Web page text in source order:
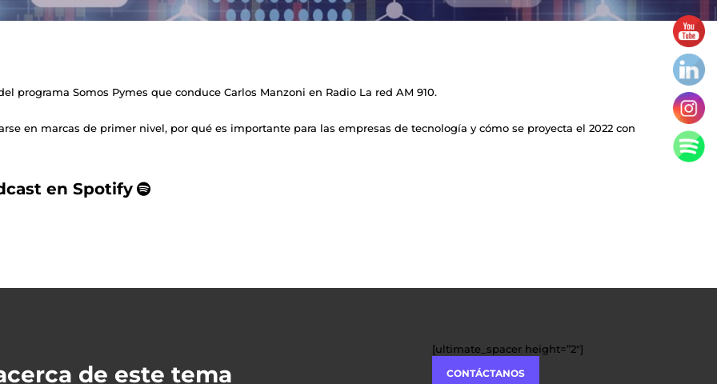
programa Somos Pymes que conduce Carlos Manzoni en Radio La red AM 910.
en marcas de primer nivel, por qué es importante para las empresas de tecnología y cómo se proyecta el 2022 con
en Spotify
de este tema
[ultimate_spacer height=”2″]
CONTÁCTANOS